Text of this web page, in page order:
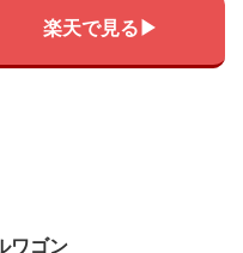
楽天で見る▶
ワゴン